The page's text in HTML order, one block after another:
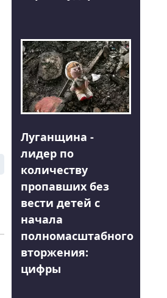
Луганщина -
лидер по
количеству
пропавших без
вести детей с
начала
полномасштабного
вторжения:
цифры